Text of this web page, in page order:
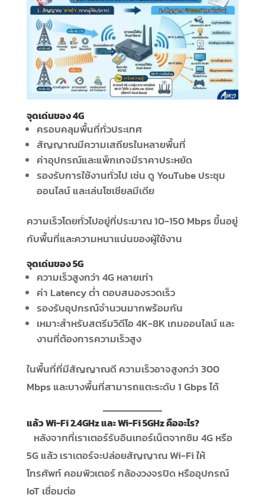
จุดเด่นของ 4G
ครอบคลุมพื้นที่ทั่วประเทศ
สัญญาณมีความเสถียรในหลายพื้นที่
ค่าอุปกรณ์และแพ็กเกจมีราคาประหยัด
รองรับการใช้งานทั่วไป เช่น ดู YouTube ประชุม
ออนไลน์ และเล่นโซเชียลมีเดีย
ความเร็วโดยทั่วไปอยู่ที่ประมาณ 10-150 Mbps ขึ้นอยู่
กับพื้นที่และความหนาแน่นของผู้ใช้งาน
จุดเด่นของ 5G
ความเร็วสูงกว่า 4G หลายเท่า
ค่า Latency ต่ำ ตอบสนองรวดเร็ว
รองรับอุปกรณ์จำนวนมากพร้อมกัน
เหมาะสำหรับสตรีมวิดีโอ 4K-8K เกมออนไลน์ และ
งานที่ต้องการความเร็วสูง
ในพื้นที่ที่มีสัญญาณดี ความเร็วอาจสูงกว่า 300
Mbps และบางพื้นที่สามารถแตะระดับ 1 Gbps ได้
แล้ว Wi-Fi 2.4GHz และ Wi-Fi 5GHz คืออะไร?
หลังจากที่เราเตอร์รับอินเทอร์เน็ตจากซิม 4G หรือ
5G แล้ว เราเตอร์จะปล่อยสัญญาณ Wi-Fi ให้
โทรศัพท์ คอมพิวเตอร์ กล้องวงจรปิด หรืออุปกรณ์
IoT เชื่อมต่อ